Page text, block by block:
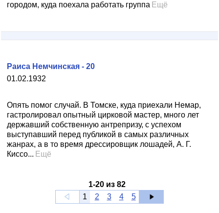
городом, куда поехала работать группа Ещё
01.02.1932
Раиса Немчинская - 20
Опять помог случай. В Томске, куда приехали Немар,
гастролировал опытный цирковой мастер, много лет
державший собственную антрепризу, с успехом
выступавший перед публикой в самых различных
жанрах, а в то время дрессировщик лошадей, А. Г.
Киссо... Ещё
1-20 из 82
1
2 3 4 5